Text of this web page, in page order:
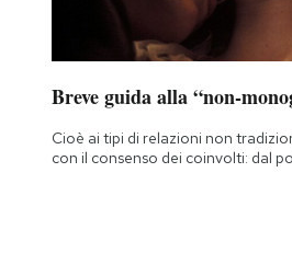
AREA PERSONALE
Newsletter
Notifiche mobile
Regala il Post
Breve guida alla “non-
Cioè ai tipi di relazioni non
con il consenso dei coinvolti: dal